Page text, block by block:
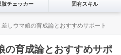
肢チェッカー 固有スキル
差しウマ娘の育成論とおすすめサポート
の育成論とおすすめサポ